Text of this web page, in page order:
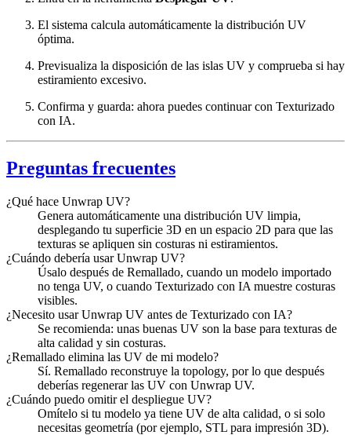
El sistema calcula automáticamente la distribución UV
óptima.
Previsualiza la disposición de las islas UV y comprueba si hay
estiramiento excesivo.
Confirma y guarda: ahora puedes continuar con Texturizado
con IA.
Preguntas frecuentes
¿Qué hace Unwrap UV?
Genera automáticamente una distribución UV limpia,
desplegando tu superficie 3D en un espacio 2D para que las
texturas se apliquen sin costuras ni estiramientos.
¿Cuándo debería usar Unwrap UV?
Úsalo después de Remallado, cuando un modelo importado
no tenga UV, o cuando Texturizado con IA muestre costuras
visibles.
¿Necesito usar Unwrap UV antes de Texturizado con IA?
Se recomienda: unas buenas UV son la base para texturas de
alta calidad y sin costuras.
¿Remallado elimina las UV de mi modelo?
Sí. Remallado reconstruye la topology, por lo que después
deberías regenerar las UV con Unwrap UV.
¿Cuándo puedo omitir el despliegue UV?
Omítelo si tu modelo ya tiene UV de alta calidad, o si solo
necesitas geometría (por ejemplo, STL para impresión 3D).